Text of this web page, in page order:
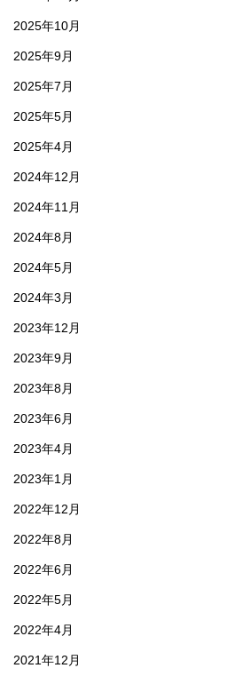
2025年10月
2025年9月
2025年7月
2025年5月
2025年4月
2024年12月
2024年11月
2024年8月
2024年5月
2024年3月
2023年12月
2023年9月
2023年8月
2023年6月
2023年4月
2023年1月
2022年12月
2022年8月
2022年6月
2022年5月
2022年4月
2021年12月